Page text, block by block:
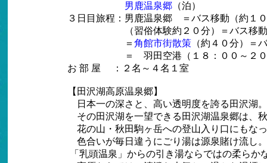
男鹿温泉郷 （泊）
３日目旅程：男鹿温泉郷 ＝バス移動（約１
（習俗体験約２０分）＝バス移動（
＝ 角館市街散策 （約４０分）
＝ 羽田空港（１８：００～２０
お 部 屋 ：２名～４名１室
【田沢湖高原温泉郷】
日本一の深さと、高い透明度を誇る田沢湖。
その田沢湖を一望できる田沢湖温泉郷は、
花の山・秋田駒ヶ岳への登山入り口にもな
色合いが毎日違うにごり湯は源泉賭け流し。
「乳頭温泉」からの引き湯ならではの柔ら